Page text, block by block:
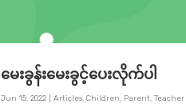
မေးခွန်းမေးခွင့်ပေးလိုက်ပါ
Jun 15, 2022 |Articles,Children, Parent,Teacher